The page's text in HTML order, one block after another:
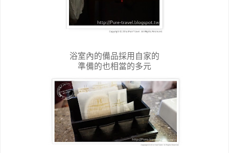
浴室內的備品採用自家的
準備的也相當的多元